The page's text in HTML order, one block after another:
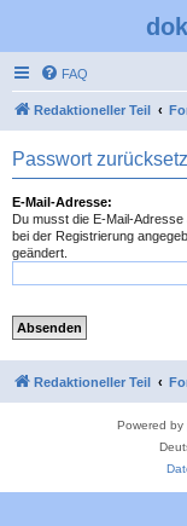
FAQ
Redaktioneller Teil
Passwort
E-Mail-Adresse:
Du musst die E-Mail-
bei der Registrierung
geändert.
Redaktioneller Teil
Powered by